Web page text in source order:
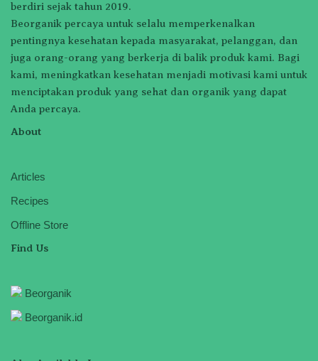
berdiri sejak tahun 2019.
Beorganik percaya untuk selalu memperkenalkan
pentingnya kesehatan kepada masyarakat, pelanggan, dan
juga orang-orang yang berkerja di balik produk kami. Bagi
kami, meningkatkan kesehatan menjadi motivasi kami untuk
menciptakan produk yang sehat dan organik yang dapat
Anda percaya.
About
Articles
Recipes
Offline Store
Find Us
Beorganik
Beorganik.id